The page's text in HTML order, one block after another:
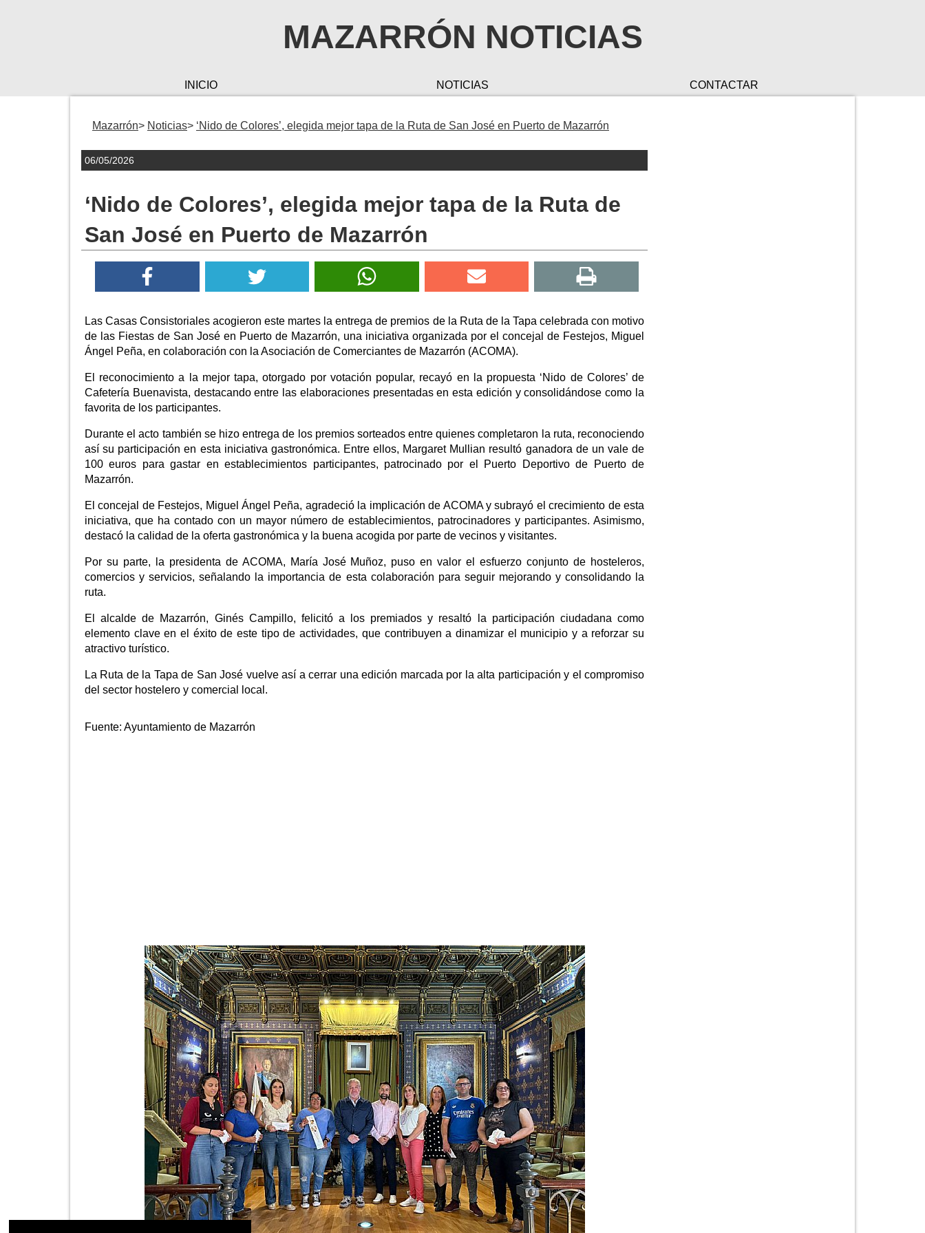
MAZARRÓN NOTICIAS
INICIO NOTICIAS CONTACTAR
Mazarrón Noticias ‘Nido de Colores’, elegida mejor tapa de la Ruta de San José en Puerto de Mazarrón
06/05/2026
‘Nido de Colores’, elegida mejor tapa de la Ruta de
San José en Puerto de Mazarrón
Las Casas Consistoriales acogieron este martes la entrega de premios de la Ruta de la Tapa celebrada con motivo
de las Fiestas de San José en Puerto de Mazarrón, una iniciativa organizada por el concejal de Festejos, Miguel
Ángel Peña, en colaboración con la Asociación de Comerciantes de Mazarrón (ACOMA).
El reconocimiento a la mejor tapa, otorgado por votación popular, recayó en la propuesta ‘Nido de Colores’ de
Cafetería Buenavista, destacando entre las elaboraciones presentadas en esta edición y consolidándose como la
favorita de los participantes.
Durante el acto también se hizo entrega de los premios sorteados entre quienes completaron la ruta, reconociendo
así su participación en esta iniciativa gastronómica. Entre ellos, Margaret Mullian resultó ganadora de un vale de
100 euros para gastar en establecimientos participantes, patrocinado por el Puerto Deportivo de Puerto de
Mazarrón.
El concejal de Festejos, Miguel Ángel Peña, agradeció la implicación de ACOMA y subrayó el crecimiento de esta
iniciativa, que ha contado con un mayor número de establecimientos, patrocinadores y participantes. Asimismo,
destacó la calidad de la oferta gastronómica y la buena acogida por parte de vecinos y visitantes.
Por su parte, la presidenta de ACOMA, María José Muñoz, puso en valor el esfuerzo conjunto de hosteleros,
comercios y servicios, señalando la importancia de esta colaboración para seguir mejorando y consolidando la
ruta.
El alcalde de Mazarrón, Ginés Campillo, felicitó a los premiados y resaltó la participación ciudadana como
elemento clave en el éxito de este tipo de actividades, que contribuyen a dinamizar el municipio y a reforzar su
atractivo turístico.
La Ruta de la Tapa de San José vuelve así a cerrar una edición marcada por la alta participación y el compromiso
del sector hostelero y comercial local.
Fuente: Ayuntamiento de Mazarrón